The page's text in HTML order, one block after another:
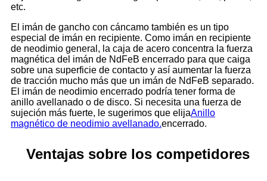
etc.
El imán de gancho con cáncamo también es un tipo
especial de imán en recipiente. Como imán en recipiente
de neodimio general, la caja de acero concentra la fuerza
magnética del imán de NdFeB encerrado para que caiga
sobre una superficie de contacto y así aumentar la fuerza
de tracción mucho más que un imán de NdFeB separado.
El imán de neodimio encerrado podría tener forma de
anillo avellanado o de disco. Si necesita una fuerza de
sujeción más fuerte, le sugerimos que elijaAnillo
magnético de neodimio avellanado.encerrado.
Ventajas sobre los competidores